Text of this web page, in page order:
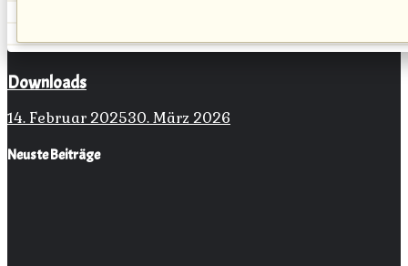
Downloads
14. Februar 202530. März 2026
Neuste Beiträge